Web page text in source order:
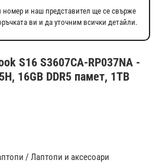
S16 S3607CA-RP037NA -
16GB DDR5 памет, 1TB
/ Лаптопи и аксесоари
номер и наш представител ще се свърже
ви и да уточним всички детайли.